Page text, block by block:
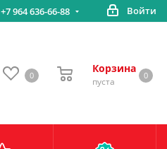
+7 964 636-66-88 Войти
0
Корзина
пуста
0